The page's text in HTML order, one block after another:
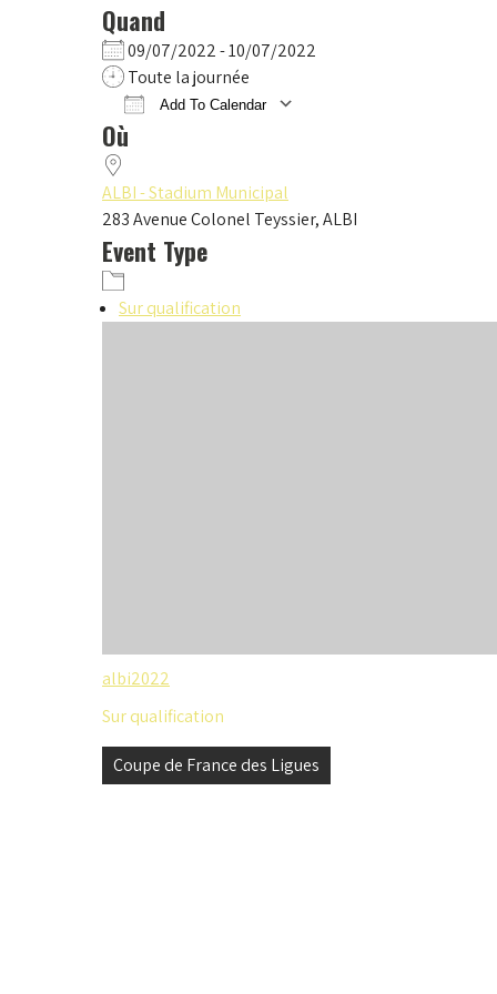
Quand
09/07/2022 - 10/07/2022
Toute la journée
Add To Calendar
Où
ALBI - Stadium Municipal
283 Avenue Colonel Teyssier, ALBI
Event Type
Sur qualification
albi2022
Sur qualification
Navigation
Coupe de France des Ligues